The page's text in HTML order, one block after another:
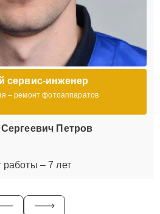
сервис-инженер
– ремонт фотоаппаратов
Петров
– 7 лет